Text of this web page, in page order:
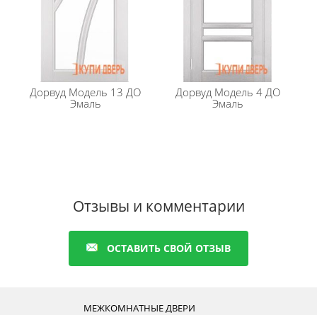
Дорвуд Модель 13 ДО
Эмаль
Дорвуд Модель 4 ДО
Эмаль
Отзывы и комментарии
ОСТАВИТЬ СВОЙ ОТЗЫВ
МЕЖКОМНАТНЫЕ ДВЕРИ